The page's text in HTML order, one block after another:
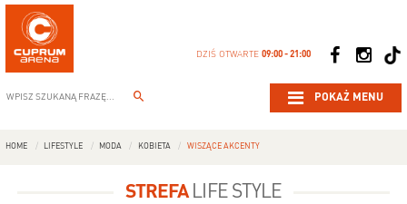
DZIŚ OTWARTE09:00 - 21:00
POKAŻ MENU
HOME LIFESTYLE MODA KOBIETA WISZĄCE AKCENTY
STREFALIFE STYLE